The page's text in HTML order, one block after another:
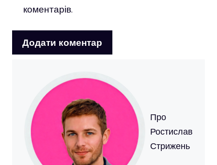
коментарів.
Про
Ростислав
Стрижень